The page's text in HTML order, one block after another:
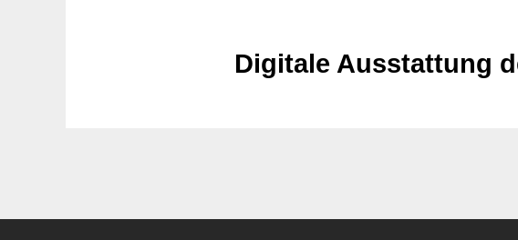
Digitale Ausstattung